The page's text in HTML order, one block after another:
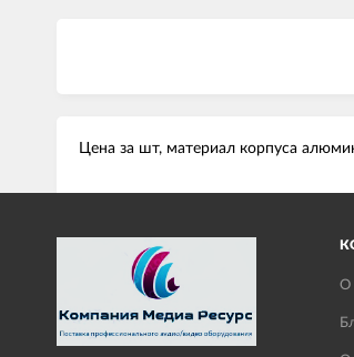
Цена за шт, материал корпуса
О